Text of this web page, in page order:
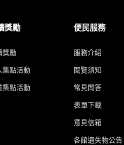
獎勵
獎勵
集點活動
集點活動
便民服務
服務介紹
閱覽須知
常見問答
表單下載
意見信箱
各館遺失物公告